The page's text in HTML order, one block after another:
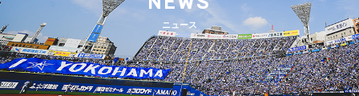
ニュース